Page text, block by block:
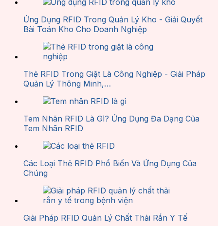
Ứng Dụng RFID Trong Quản Lý Kho - Giải Quyết
Bài Toán Kho Cho Doanh Nghiệp
Thẻ RFID Trong Giặt Là Công Nghiệp - Giải Pháp
Quản Lý Thông Minh,…
Tem Nhãn RFID Là Gì? Ứng Dụng Đa Dạng Của
Tem Nhãn RFID
Các Loại Thẻ RFID Phổ Biến Và Ứng Dụng Của
Chúng
Giải Pháp RFID Quản Lý Chất Thải Rắn Y Tế